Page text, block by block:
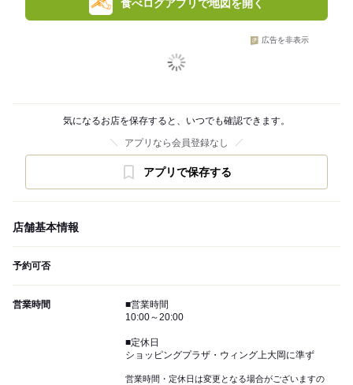
食べログアプリで地図を開く
広告を非表示
気になるお店を保存すると、いつでも確認できます。
アプリなら会員登録なし
アプリで保存する
店舗基本情報
予約可否
営業時間
■営業時間
10:00～20:00
■定休日
ショッピングプラザ・ウィング上大岡に準ず
営業時間・定休日は変更となる場合がございますの